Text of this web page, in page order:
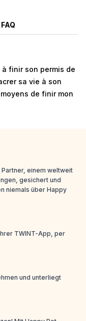
FAQ
finir son permis de
sa vie à son
de finir mon
einem weltweit
gesichert und
niemals über Happy
TWINT-App, per
und unterliegt